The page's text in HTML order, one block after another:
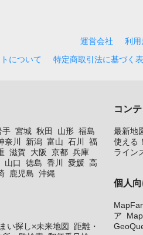
運営会社 利用
について
特定商取引法に基づく
手 宮城 秋田 山形 福島
奈川 新潟 富山 石川
福
滋賀 大阪 京都 兵庫
山口 徳島 香川 愛媛 高
鹿児島 沖縄
い探し×未来地図
距離・
コン
最新地
使える
ライン
個人
ア